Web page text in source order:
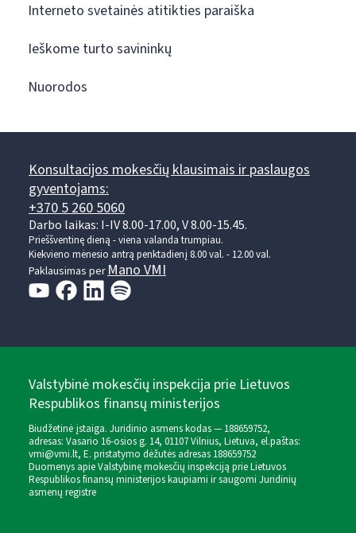
Interneto svetainės atitikties paraiška
Ieškome turto savininkų
Nuorodos
Konsultacijos mokesčių klausimais ir paslaugos
gyventojams:
+370 5 260 5060
Darbo laikas: I-IV 8.00-17.00, V 8.00-15.45.
Prieššventinę dieną - viena valanda trumpiau.
Kiekvieno mėnesio antrą penktadienį 8.00 val. - 12.00 val.
Paklausimas perMano VMI
Valstybinė mokesčių inspekcija prie Lietuvos
Respublikos finansų ministerijos
Biudžetinė įstaiga. Juridinio asmens kodas — 188659752,
adresas: Vasario 16-osios g. 14, 01107 Vilnius, Lietuva, el.paštas:
vmi@vmi.lt, E. pristatymo dėžutės adresas 188659752
Duomenys apie Valstybinę mokesčių inspekciją prie Lietuvos
Respublikos finansų ministerijos kaupiami ir saugomi Juridinių
asmenų registre